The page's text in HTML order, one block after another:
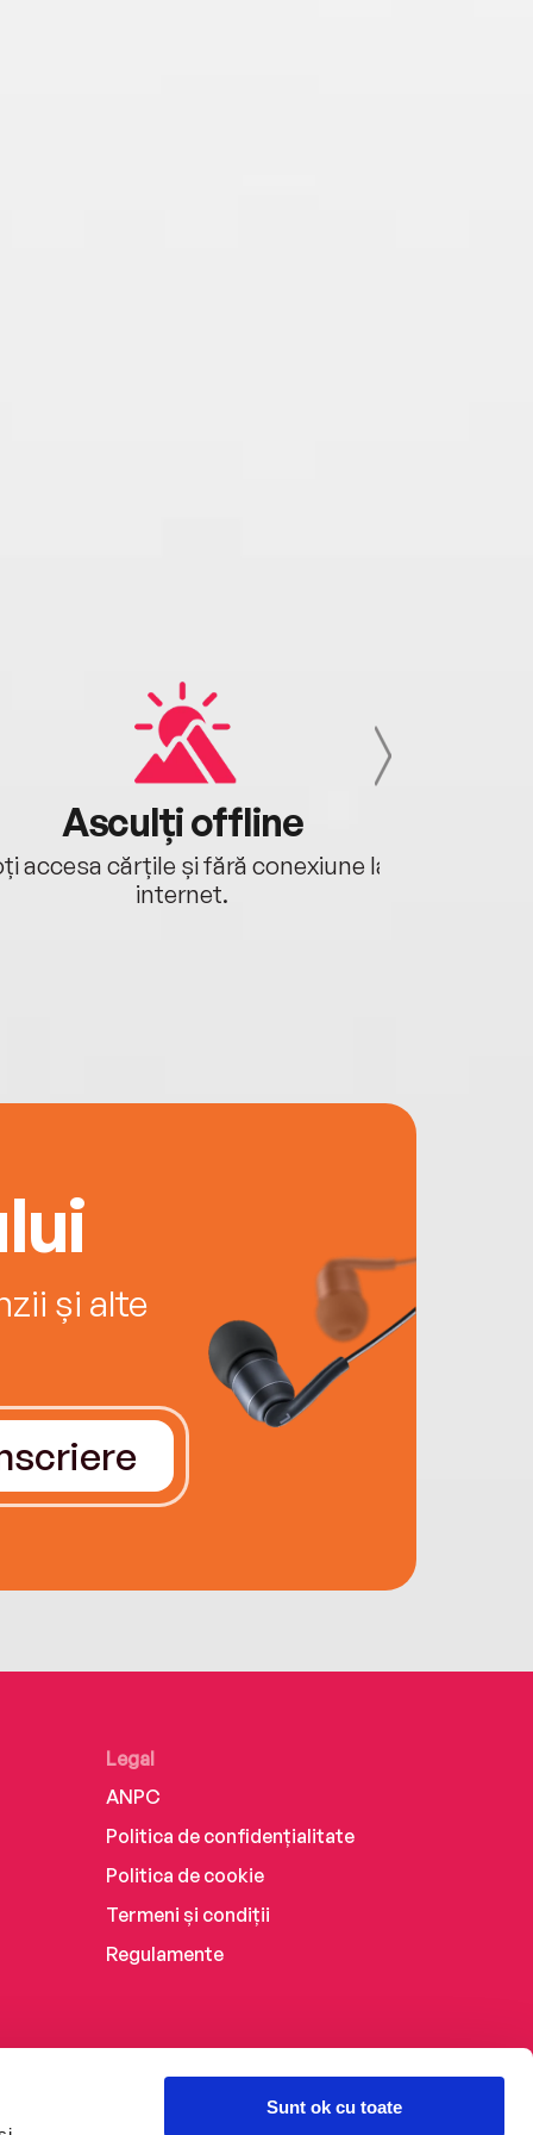
Sunt ok cu toate
Asculți offline
accesa cărțile și fără conexiune la
internet.
și alte
Legal
ANPC
Politica de confidențialitate
Politica de cookie
Termeni și condiții
Regulamente